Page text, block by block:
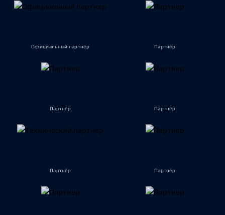
Официальный партнёр Партнёр
Партнёр Партнёр
Партнёр Партнёр